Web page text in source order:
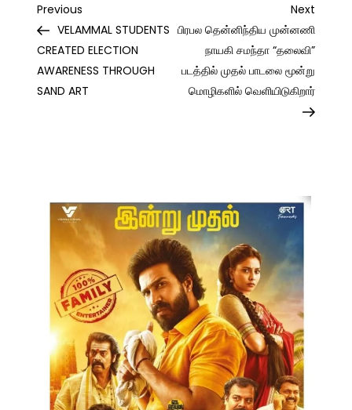
Post
navigation
Previous
Post
Previous
VELAMMAL STUDENTS
CREATED ELECTION
AWARENESS THROUGH
SAND ART
Next
Post
Next
பிரபல தென்னிந்திய முன்னணி
நாயகி சமந்தா “தலைவி”
படத்தில் முதல் பாடலை மூன்று
மொழிகளில் வெளியிடுகிறார்